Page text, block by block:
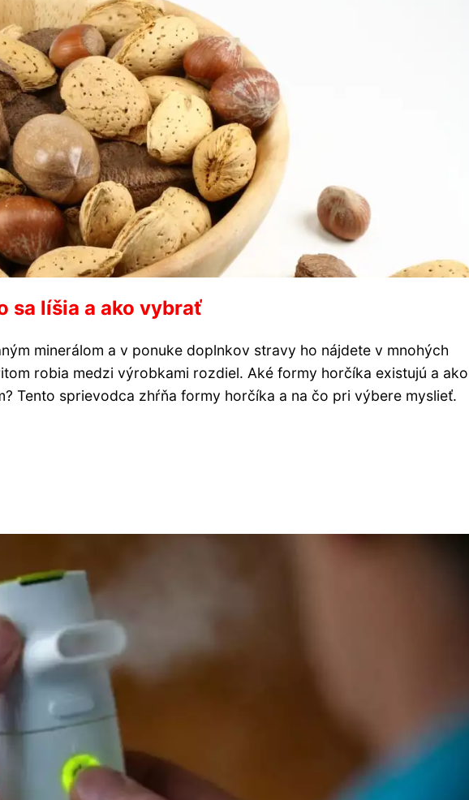
sa líšia a ako vybrať
minerálom a v ponuke doplnkov stravy ho nájdete v mnohých
robia medzi výrobkami rozdiel. Aké formy horčíka existujú a ako
Tento sprievodca zhŕňa formy horčíka a na čo pri výbere myslieť.